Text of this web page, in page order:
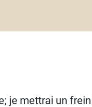
je mettrai un